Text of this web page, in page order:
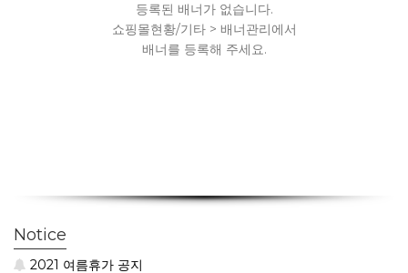
등록된 배너가 없습니다.
쇼핑몰현황/기타 > 배너관리에서
배너를 등록해 주세요.
Notice
2021 여름휴가 공지